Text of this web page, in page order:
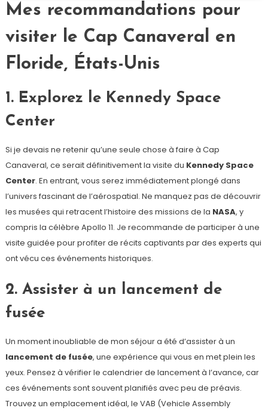
Mes recommandations pour
visiter le Cap Canaveral en
Floride, États-Unis
1. Explorez le Kennedy Space
Center
Si je devais ne retenir qu’une seule chose à faire à Cap
Canaveral, ce serait définitivement la visite du Kennedy Space
Center. En entrant, vous serez immédiatement plongé dans
l’univers fascinant de l’aérospatial. Ne manquez pas de découvrir
les musées qui retracent l’histoire des missions de la NASA, y
compris la célèbre Apollo 11. Je recommande de participer à une
visite guidée pour profiter de récits captivants par des experts qui
ont vécu ces événements historiques.
2. Assister à un lancement de
fusée
Un moment inoubliable de mon séjour a été d’assister à un
lancement de fusée, une expérience qui vous en met plein les
yeux. Pensez à vérifier le calendrier de lancement à l’avance, car
ces événements sont souvent planifiés avec peu de préavis.
Trouvez un emplacement idéal, le VAB (Vehicle Assembly